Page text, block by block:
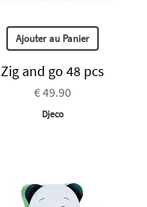
Ajouter au Panier
Zig and go 48 pcs
€ 49.90
Djeco